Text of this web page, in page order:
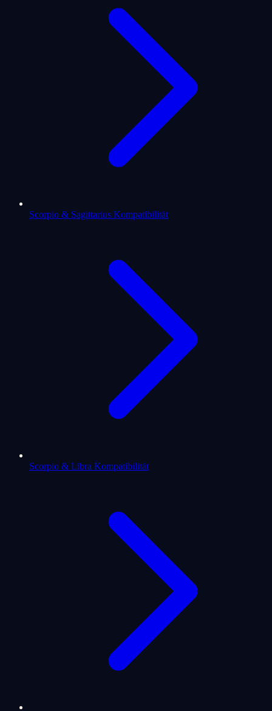
Scorpio & Sagittarius Kompatibilität
Scorpio & Libra Kompatibilität